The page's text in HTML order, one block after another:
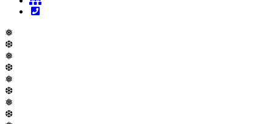
❅
❆
❅
❆
❅
❆
❅
❆